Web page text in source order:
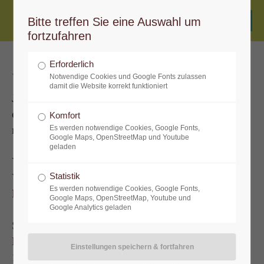
Yogahimmel Perchtoldsdorf
Julia Dobnig
email:julia@yogahimmel.at
mobil:
0650 66 26 445
Yogaräumlichkeiten:
Yogaräume im Yogahimmel Perchtoldsdorf
Hochstrasse 47, 2380
Seminarraum der Apotheke Rodaun
Ketzergasse 368
1230 Wien (Rodaun)
Bitte treffen Sie eine Auswahl um
fortzufahren
Erforderlich
Notwendige Cookies und Google Fonts zulassen
damit die Website korrekt funktioniert
Komfort
Es werden notwendige Cookies, Google Fonts,
Google Maps, OpenStreetMap und Youtube
geladen
Statistik
Es werden notwendige Cookies, Google Fonts,
Google Maps, OpenStreetMap, Youtube und
Google Analytics geladen